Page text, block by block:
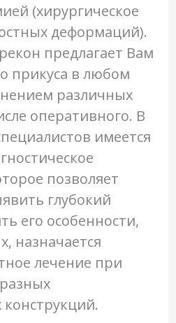
(хирургическое
деформаций).
предлагает Вам
прикуса в любом
различных
оперативного. В
имеется
позволяет
глубокий
его особенности,
назначается
лечение при